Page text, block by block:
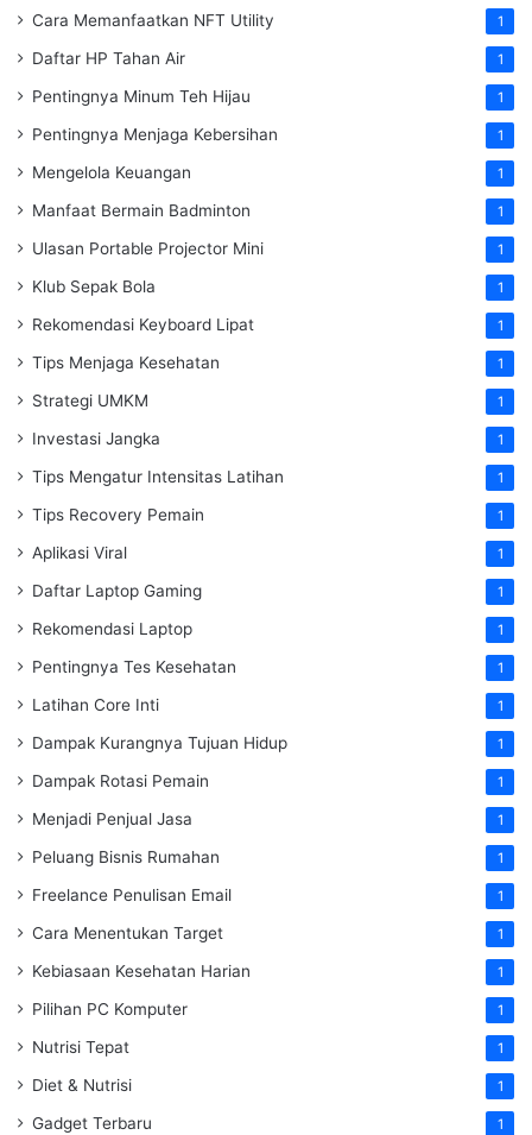
Cara Memanfaatkan NFT Utility 1
Daftar HP Tahan Air 1
Pentingnya Minum Teh Hijau 1
Pentingnya Menjaga Kebersihan 1
Mengelola Keuangan 1
Manfaat Bermain Badminton 1
Ulasan Portable Projector Mini 1
Klub Sepak Bola 1
Rekomendasi Keyboard Lipat 1
Tips Menjaga Kesehatan 1
Strategi UMKM 1
Investasi Jangka 1
Tips Mengatur Intensitas Latihan 1
Tips Recovery Pemain 1
Aplikasi Viral 1
Daftar Laptop Gaming 1
Rekomendasi Laptop 1
Pentingnya Tes Kesehatan 1
Latihan Core Inti 1
Dampak Kurangnya Tujuan Hidup 1
Dampak Rotasi Pemain 1
Menjadi Penjual Jasa 1
Peluang Bisnis Rumahan 1
Freelance Penulisan Email 1
Cara Menentukan Target 1
Kebiasaan Kesehatan Harian 1
Pilihan PC Komputer 1
Nutrisi Tepat 1
Diet & Nutrisi 1
Gadget Terbaru 1